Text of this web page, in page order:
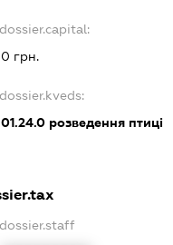
dossier.capital:
0 грн.
dossier.kveds:
01.24.0розведення птиці
dossier.staff